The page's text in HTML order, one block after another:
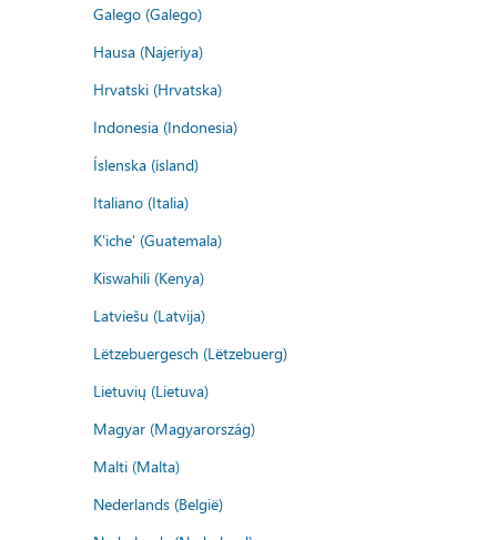
Galego (Galego)
Hausa (Najeriya)
Hrvatski (Hrvatska)
Indonesia (Indonesia)
Íslenska (ísland)
Italiano (Italia)
K'iche' (Guatemala)
Kiswahili (Kenya)
Latviešu (Latvija)
Lëtzebuergesch (Lëtzebuerg)
Lietuvių (Lietuva)
Magyar (Magyarország)
Malti (Malta)
Nederlands (België)